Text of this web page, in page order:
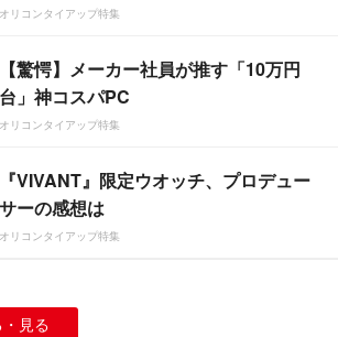
オリコンタイアップ特集
【驚愕】メーカー社員が推す「10万円
台」神コスパPC
オリコンタイアップ特集
『VIVANT』限定ウオッチ、プロデュー
サーの感想は
オリコンタイアップ特集
見る